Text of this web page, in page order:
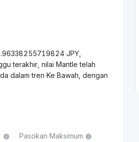
JPY,
terakhir, nilai Mantle telah
dalam tren Ke Bawah, dengan
Pasokan Maksimum